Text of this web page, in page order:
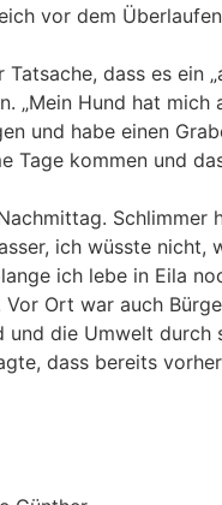
vor dem
dass es ein
„Mein Hund hat
und habe einen
kommen und
ich wüsste nicht,
ich lebe in Eila
Ort war auch
die Umwelt
dass bereits